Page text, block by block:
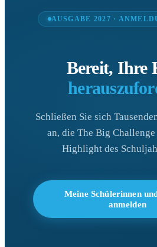
AUSGABE 2027 ·
Bereit, Ihre
Schließen Sie sich
an, die The Big
Highlight des
Meine Schülerinnen
anmelden